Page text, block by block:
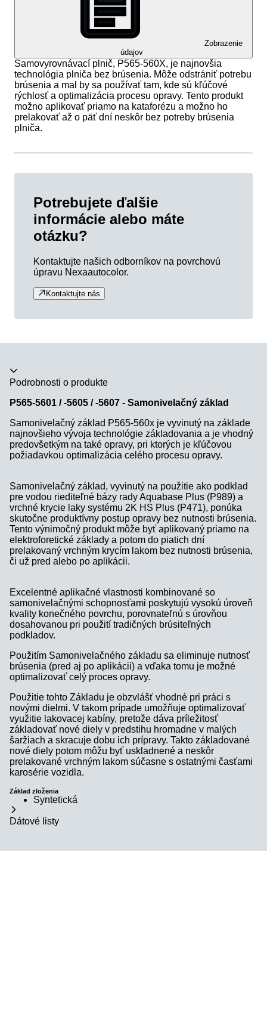
Zobrazenie
údajov
Samovyrovnávací plnič, P565-560X, je najnovšia
technológia plniča bez brúsenia. Môže odstrániť potrebu
brúsenia a mal by sa používať tam, kde sú kľúčové
rýchlosť a optimalizácia procesu opravy. Tento produkt
možno aplikovať priamo na kataforézu a možno ho
prelakovať až o päť dní neskôr bez potreby brúsenia
plniča.
Potrebujete ďalšie
informácie alebo máte
otázku?
Kontaktujte našich odborníkov na povrchovú
úpravu Nexaautocolor.
Kontaktujte nás
Akordeón sa zrútil
Podrobnosti o produkte
P565-5601 / -5605 / -5607 - Samonivelačný základ
Samonivelačný základ P565-560x je vyvinutý na základe
najnovšieho vývoja technológie základovania a je vhodný
predovšetkým na také opravy, pri ktorých je kľúčovou
požiadavkou optimalizácia celého procesu opravy.
Samonivelačný základ, vyvinutý na použitie ako podklad
pre vodou riediteľné bázy rady Aquabase Plus (P989) a
vrchné krycie laky systému 2K HS Plus (P471), ponúka
skutočne produktívny postup opravy bez nutnosti brúsenia.
Tento výnimočný produkt môže byť aplikovaný priamo na
elektroforetické základy a potom do piatich dní
prelakovaný vrchným krycím lakom bez nutnosti brúsenia,
či už pred alebo po aplikácii.
Excelentné aplikačné vlastnosti kombinované so
samonivelačnými schopnosťami poskytujú vysokú úroveň
kvality konečného povrchu, porovnateľnú s úrovňou
dosahovanou pri použití tradičných brúsiteľných
podkladov.
Použitím Samonivelačného základu sa eliminuje nutnosť
brúsenia (pred aj po aplikácii) a vďaka tomu je možné
optimalizovať celý proces opravy.
Použitie tohto Základu je obzvlášť vhodné pri práci s
novými dielmi. V takom prípade umožňuje optimalizovať
využitie lakovacej kabíny, pretože dáva príležitosť
základovať nové diely v predstihu hromadne v malých
šaržiach a skracuje dobu ich prípravy. Takto základované
nové diely potom môžu byť uskladnené a neskôr
prelakované vrchným lakom súčasne s ostatnými časťami
karosérie vozidla.
Základ zloženia
Syntetická
Dátové listy